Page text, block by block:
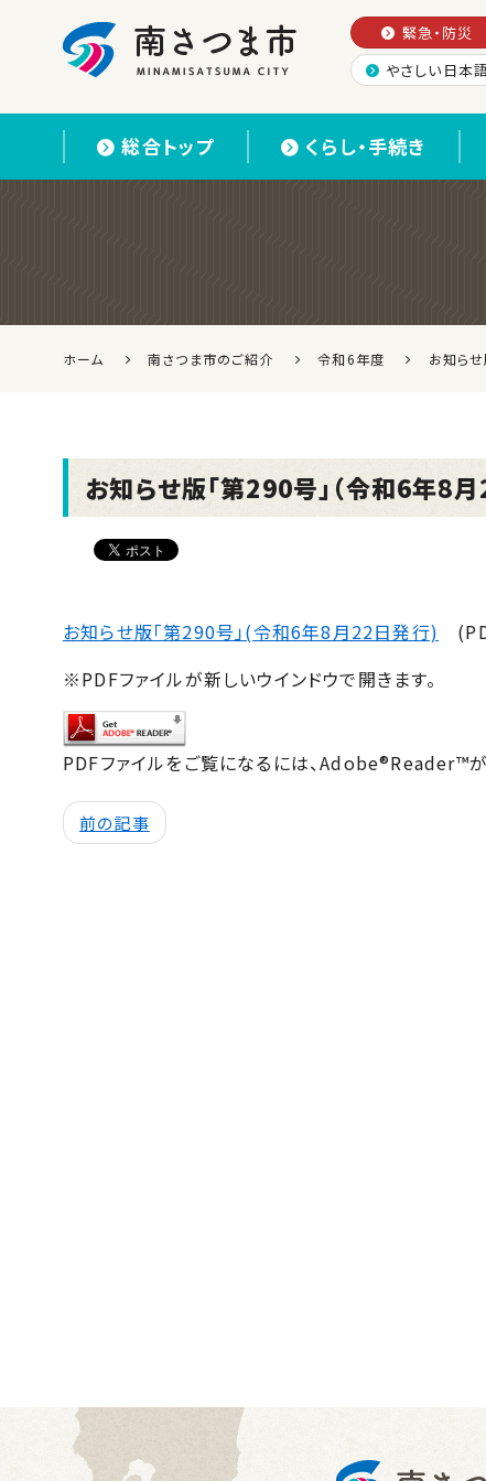
緊急・防災
やさしい日本語
総合トップ くらし・手続き
ホーム 南さつま市のご紹介 令和6年度 お知ら
お知らせ版「第290号」（令和6年8月
お知らせ版「第290号」(令和6年8月22日発行)
※PDFファイルが新しいウインドウで開きます。
PDFファイルをご覧になるには、Adobe®Reader™が
前の記事